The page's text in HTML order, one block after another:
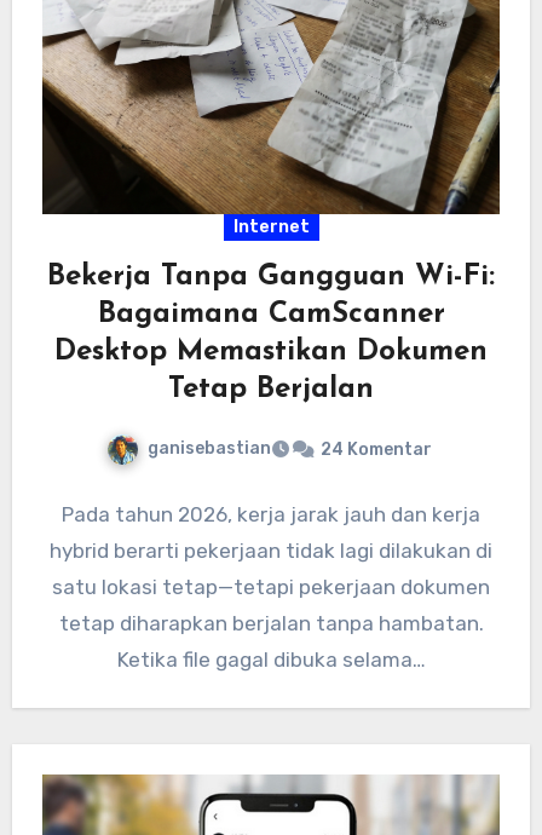
Internet
Bekerja Tanpa Gangguan Wi-Fi:
Bagaimana CamScanner
Desktop Memastikan Dokumen
Tetap Berjalan
ganisebastian 24 Komentar
Pada tahun 2026, kerja jarak jauh dan kerja
hybrid berarti pekerjaan tidak lagi dilakukan di
satu lokasi tetap—tetapi pekerjaan dokumen
tetap diharapkan berjalan tanpa hambatan.
Ketika file gagal dibuka selama…